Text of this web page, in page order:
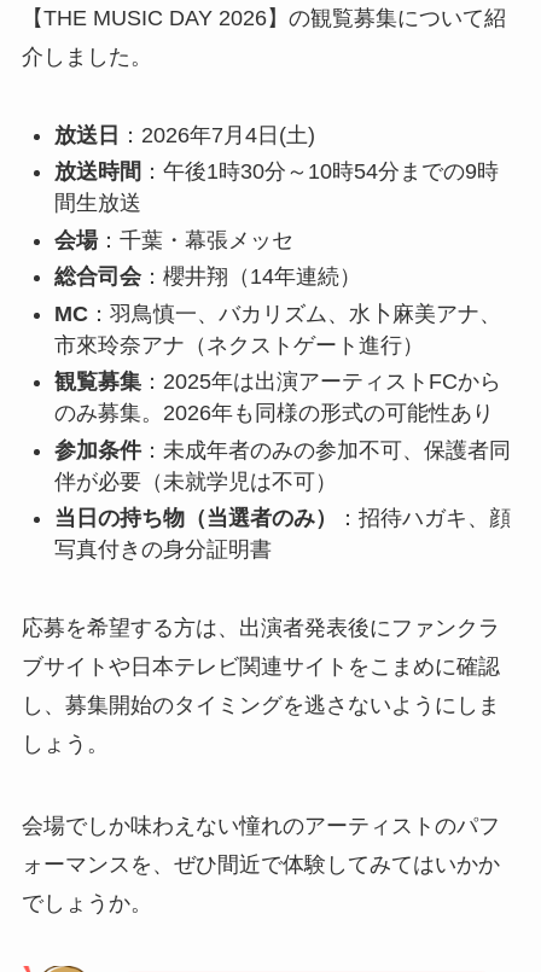
【THE MUSIC DAY 2026】の観覧募集について紹
介しました。
放送日 ：2026年7月4日(土)
放送時間 ：午後1時30分～10時54分までの9時
間生放送
会場：千葉・幕張メッセ
総合司会：櫻井翔（14年連続）
MC：羽鳥慎一、バカリズム、水卜麻美アナ、
市來玲奈アナ（ネクストゲート進行）
観覧募集：2025年は出演アーティストFCから
のみ募集。2026年も同様の形式の可能性あり
参加条件：未成年者のみの参加不可、保護者同
伴が必要（未就学児は不可）
当日の持ち物（当選者のみ）
：招待ハガキ、顔
写真付きの身分証明書
応募を希望する方は、出演者発表後にファンクラ
ブサイトや日本テレビ関連サイトをこまめに確認
し、募集開始のタイミングを逃さないようにしま
しょう。
会場でしか味わえない憧れのアーティストのパフ
ォーマンスを、ぜひ間近で体験してみてはいかか
でしょうか。